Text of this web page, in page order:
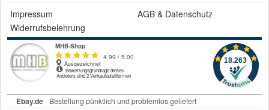
Impressum
AGB & Datenschutz
Widerrufsbelehrung